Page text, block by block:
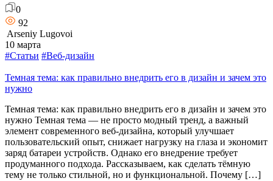
0
92
Arseniy Lugovoi
10 марта
#Статьи #Веб-дизайн
Темная тема: как правильно внедрить его в дизайн и зачем это
нужно
Темная тема: как правильно внедрить его в дизайн и зачем это
нужно Темная тема — не просто модный тренд, а важный
элемент современного веб-дизайна, который улучшает
пользовательский опыт, снижает нагрузку на глаза и экономит
заряд батареи устройств. Однако его внедрение требует
продуманного подхода. Рассказываем, как сделать тёмную
тему не только стильной, но и функциональной. Почему […]